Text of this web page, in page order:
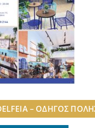
– ΟΔΗΓΟΣ